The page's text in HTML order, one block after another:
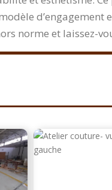
d’engagement
norme et laissez-